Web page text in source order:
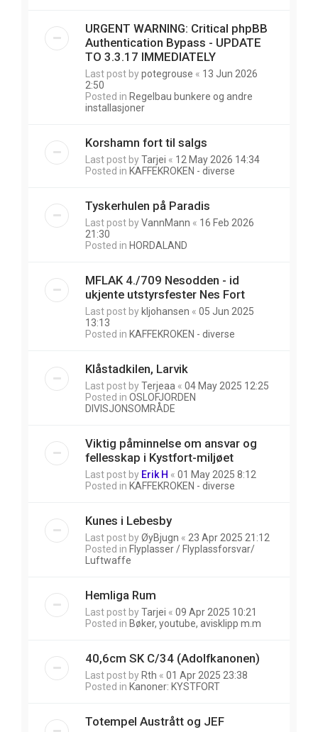
URGENT WARNING: Critical phpBB
Authentication Bypass - UPDATE
TO 3.3.17 IMMEDIATELY
Last post bypotegrouse « 13 Jun 2026
2:50
Posted in Regelbau bunkere og andre
installasjoner
Korshamn fort til salgs
Last post byTarjei « 12 May 2026 14:34
Posted in KAFFEKROKEN - diverse
Tyskerhulen på Paradis
Last post byVannMann « 16 Feb 2026
21:30
Posted in HORDALAND
MFLAK 4./709 Nesodden - id
ukjente utstyrsfester Nes Fort
Last post by kljohansen « 05 Jun 2025
13:13
Posted in KAFFEKROKEN - diverse
Klåstadkilen, Larvik
Last post byTerjeaa « 04 May 2025 12:25
Posted in OSLOFJORDEN
DIVISJONSOMRÅDE
Viktig påminnelse om ansvar og
fellesskap i Kystfort-miljøet
Last post by Erik H « 01 May 2025 8:12
Posted in KAFFEKROKEN - diverse
Kunes i Lebesby
Last post byØyBjugn « 23 Apr 2025 21:12
Posted in Flyplasser / Flyplassforsvar/
Luftwaffe
Hemliga Rum
Last post byTarjei « 09 Apr 2025 10:21
Posted in Bøker, youtube, avisklipp m.m
40,6cm SK C/34 (Adolfkanonen)
Last post by Rth « 01 Apr 2025 23:38
Posted in Kanoner: KYSTFORT
Totempel Austrått og JEF